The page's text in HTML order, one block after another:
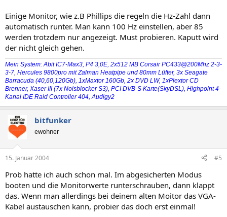
Einige Monitor, wie z.B Phillips die regeln die Hz-Zahl dann
automatisch runter. Man kann 100 Hz einstellen, aber 85
werden trotzdem nur angezeigt. Must probieren. Kaputt wird
der nicht gleich gehen.
Mein System: Abit IC7-Max3, P4 3,0E, 2x512 MB Corsair PC433@200Mhz 2-3-
3-7, Hercules 9800pro mit Zalman Heatpipe und 80mm Lüfter, 3x Seagate
Barracuda (40,60,120Gb), 1xMaxtor 160Gb, 2x DVD LW, 1xPlextor CD
Brenner, Xaser III (7x Noisblocker S3), PCI DVB-S Karte(SkyDSL), Highpoint 4-
Kanal IDE Raid Controller 404, Audigy2
bitfunker
ewohner
15. Januar 2004 #5
Prob hatte ich auch schon mal. Im abgesicherten Modus
booten und die Monitorwerte runterschrauben, dann klappt
das. Wenn man allerdings bei deinem alten Moitor das VGA-
Kabel austauschen kann, probier das doch erst einmal!